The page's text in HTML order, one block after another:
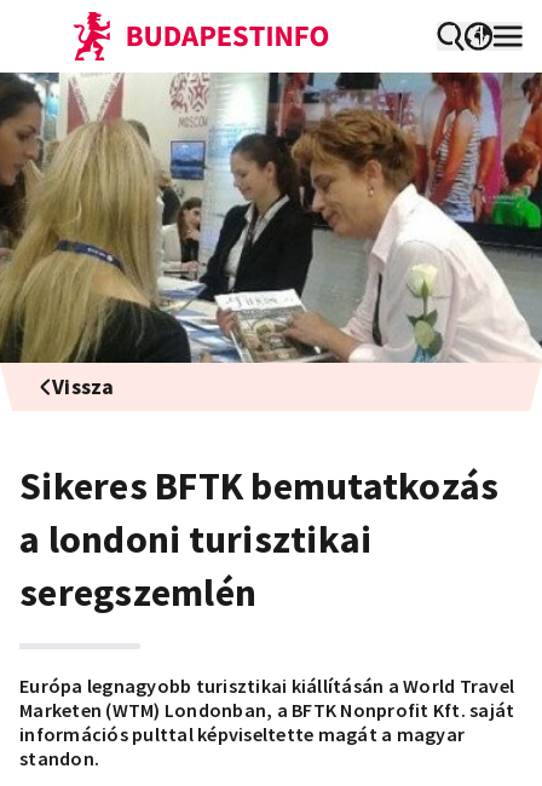
Vissza
Sikeres BFTK bemutatkozás
a londoni turisztikai
seregszemlén
Európa legnagyobb turisztikai kiállításán a World Travel
Marketen (WTM) Londonban, a BFTK Nonprofit Kft. saját
információs pulttal képviseltette magát a magyar
standon.